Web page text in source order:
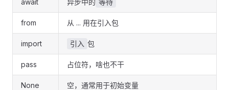
await 异步中的 等待
from 从 ... 用在引入包
import 引入 包
pass 占位符，啥也不干
None 空，通常用于初始变量